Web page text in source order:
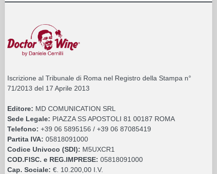
Iscrizione al Tribunale di Roma nel Registro della Stampa n°
71/2013 del 17 Aprile 2013
Editore: MD COMUNICATION SRL
Sede Legale: PIAZZA SS APOSTOLI 81 00187 ROMA
Telefono: +39 06 5895156 / +39 06 87085419
Partita IVA: 05818091000
Codice Univoco (SDI): M5UXCR1
COD.FISC. e REG.IMPRESE: 05818091000
Cap. Sociale: €. 10.200,00 I.V.